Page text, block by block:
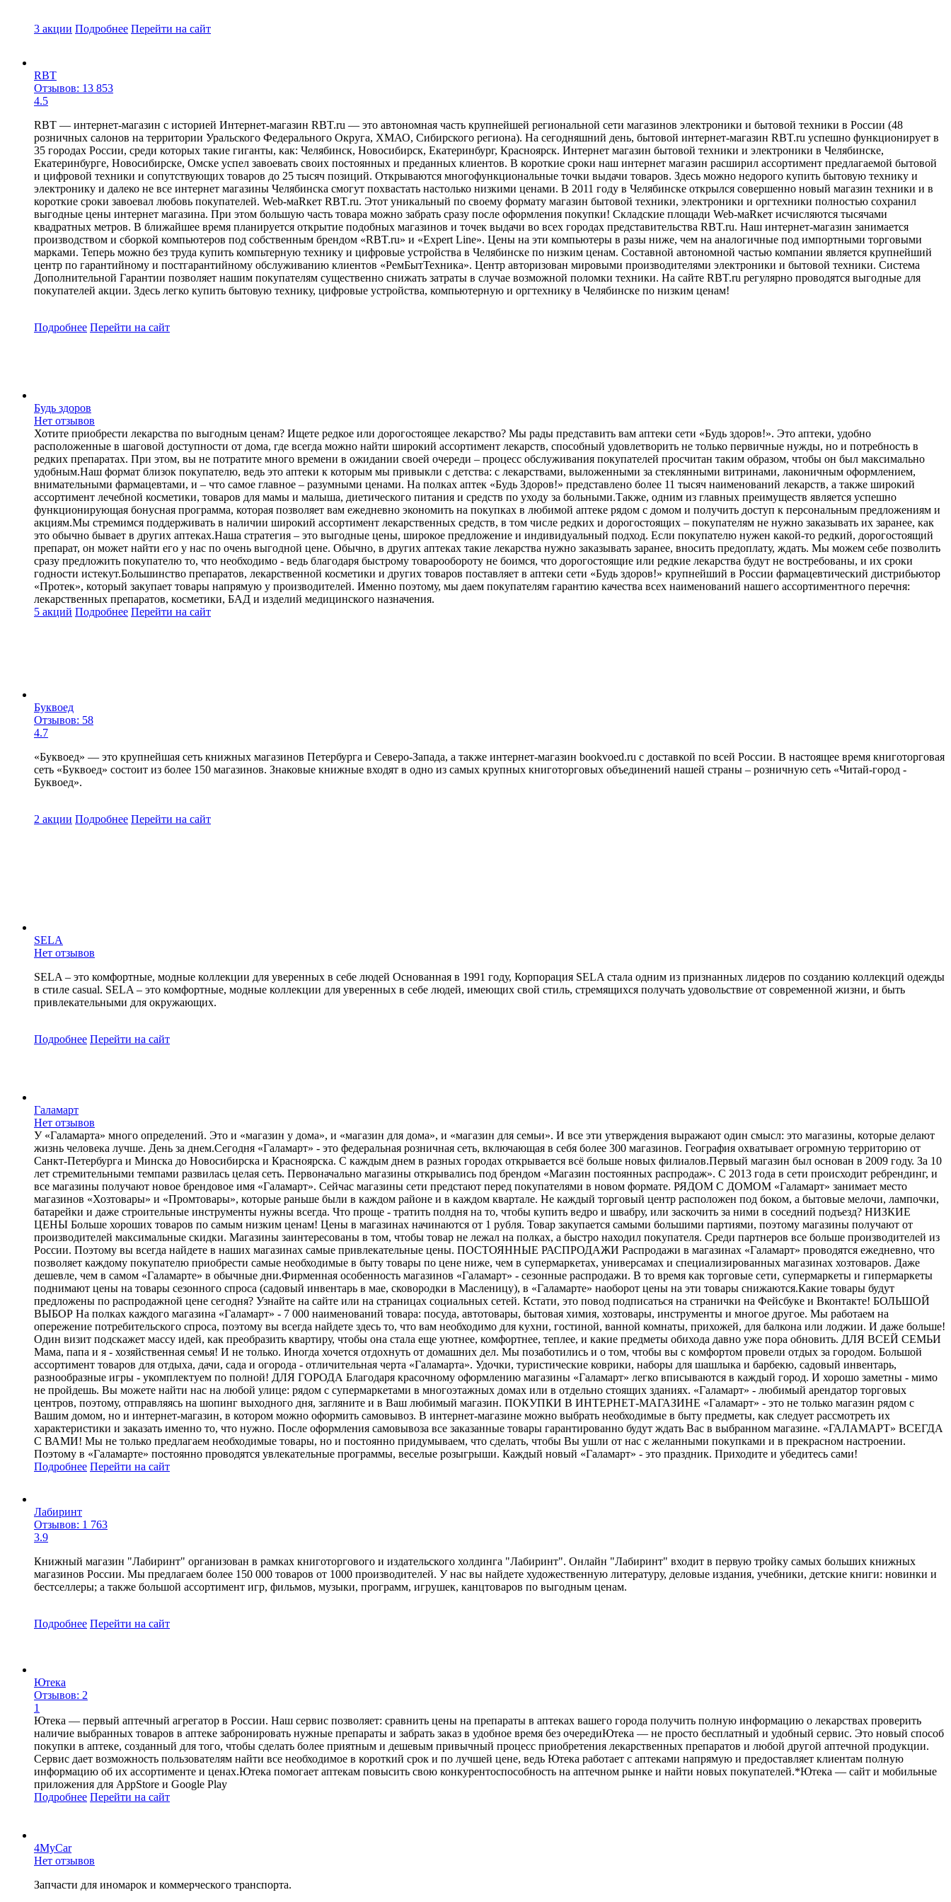
3 акции Подробнее Перейти на сайт
RBT
Отзывов: 13 853
4.5
RBT — интернет-магазин с историей Интернет-магазин RBT.ru — это автономная часть крупнейшей региональной сети магазинов электроники и бытовой техники в России (48
розничных салонов на территории Уральского Федерального Округа, ХМАО, Сибирского региона). На сегодняшний день, бытовой интернет-магазин RBT.ru успешно функционирует в
35 городах России, среди которых такие гиганты, как: Челябинск, Новосибирск, Екатеринбург, Красноярск. Интернет магазин бытовой техники и электроники в Челябинске,
Екатеринбурге, Новосибирске, Омске успел завоевать своих постоянных и преданных клиентов. В короткие сроки наш интернет магазин расширил ассортимент предлагаемой бытовой
и цифровой техники и сопутствующих товаров до 25 тысяч позиций. Открываются многофункциональные точки выдачи товаров. Здесь можно недорого купить бытовую технику и
электронику и далеко не все интернет магазины Челябинска смогут похвастать настолько низкими ценами. В 2011 году в Челябинске открылся совершенно новый магазин техники и в
короткие сроки завоевал любовь покупателей. Web-маRкет RBT.ru. Этот уникальный по своему формату магазин бытовой техники, электроники и оргтехники полностью сохранил
выгодные цены интернет магазина. При этом большую часть товара можно забрать сразу после оформления покупки! Складские площади Web-маRкет исчисляются тысячами
квадратных метров. В ближайшее время планируется открытие подобных магазинов и точек выдачи во всех городах представительства RBT.ru. Наш интернет-магазин занимается
производством и сборкой компьютеров под собственным брендом «RBT.ru» и «Expert Line». Цены на эти компьютеры в разы ниже, чем на аналогичные под импортными торговыми
марками. Теперь можно без труда купить компьтерную технику и цифровые устройства в Челябинске по низким ценам. Составной автономной частью компании является крупнейший
центр по гарантийному и постгарантийному обслуживанию клиентов «РемБытТехника». Центр авторизован мировыми производителями электроники и бытовой техники. Система
Дополнительной Гарантии позволяет нашим покупателям существенно снижать затраты в случае возможной поломки техники. На сайте RBT.ru регулярно проводятся выгодные для
покупателей акции. Здесь легко купить бытовую технику, цифровые устройства, компьютерную и оргтехнику в Челябинске по низким ценам!
Подробнее Перейти на сайт
Будь здоров
Нет отзывов
Хотите приобрести лекарства по выгодным ценам? Ищете редкое или дорогостоящее лекарство? Мы рады представить вам аптеки сети «Будь здоров!». Это аптеки, удобно
расположенные в шаговой доступности от дома, где всегда можно найти широкий ассортимент лекарств, способный удовлетворить не только первичные нужды, но и потребность в
редких препаратах. При этом, вы не потратите много времени в ожидании своей очереди – процесс обслуживания покупателей просчитан таким образом, чтобы он был максимально
удобным.Наш формат близок покупателю, ведь это аптеки к которым мы привыкли с детства: с лекарствами, выложенными за стеклянными витринами, лаконичным оформлением,
внимательными фармацевтами, и – что самое главное – разумными ценами. На полках аптек «Будь Здоров!» представлено более 11 тысяч наименований лекарств, а также широкий
ассортимент лечебной косметики, товаров для мамы и малыша, диетического питания и средств по уходу за больными.Также, одним из главных преимуществ является успешно
функционирующая бонусная программа, которая позволяет вам ежедневно экономить на покупках в любимой аптеке рядом с домом и получить доступ к персональным предложениям и
акциям.Мы стремимся поддерживать в наличии широкий ассортимент лекарственных средств, в том числе редких и дорогостоящих – покупателям не нужно заказывать их заранее, как
это обычно бывает в других аптеках.Наша стратегия – это выгодные цены, широкое предложение и индивидуальный подход. Если покупателю нужен какой-то редкий, дорогостоящий
препарат, он может найти его у нас по очень выгодной цене. Обычно, в других аптеках такие лекарства нужно заказывать заранее, вносить предоплату, ждать. Мы можем себе позволить
сразу предложить покупателю то, что необходимо - ведь благодаря быстрому товарообороту не боимся, что дорогостоящие или редкие лекарства будут не востребованы, и их сроки
годности истекут.Большинство препаратов, лекарственной косметики и других товаров поставляет в аптеки сети «Будь здоров!» крупнейший в России фармацевтический дистрибьютор
«Протек», который закупает товары напрямую у производителей. Именно поэтому, мы даем покупателям гарантию качества всех наименований нашего ассортиментного перечня:
лекарственных препаратов, косметики, БАД и изделий медицинского назначения.
5 акций Подробнее Перейти на сайт
Буквоед
Отзывов: 58
4.7
«Буквоед» — это крупнейшая сеть книжных магазинов Петербурга и Северо-Запада, а также интернет-магазин bookvoed.ru с доставкой по всей России. В настоящее время книготорговая
сеть «Буквоед» состоит из более 150 магазинов. Знаковые книжные входят в одно из самых крупных книготорговых объединений нашей страны – розничную сеть «Читай-город -
Буквоед».
2 акции Подробнее Перейти на сайт
SELA
Нет отзывов
SELA – это комфортные, модные коллекции для уверенных в себе людей Основанная в 1991 году, Корпорация SELA стала одним из признанных лидеров по созданию коллекций одежды
в стиле casual. SELA – это комфортные, модные коллекции для уверенных в себе людей, имеющих свой стиль, стремящихся получать удовольствие от современной жизни, и быть
привлекательными для окружающих.
Подробнее Перейти на сайт
Галамарт
Нет отзывов
У «Галамарта» много определений. Это и «магазин у дома», и «магазин для дома», и «магазин для семьи». И все эти утверждения выражают один смысл: это магазины, которые делают
жизнь человека лучше. День за днем.Сегодня «Галамарт» - это федеральная розничная сеть, включающая в себя более 300 магазинов. География охватывает огромную территорию от
Санкт-Петербурга и Минска до Новосибирска и Красноярска. С каждым днем в разных городах открывается всё больше новых филиалов.Первый магазин был основан в 2009 году. За 10
лет стремительными темпами развилась целая сеть. Первоначально магазины открывались под брендом «Магазин постоянных распродаж». С 2013 года в сети происходит ребрендинг, и
все магазины получают новое брендовое имя «Галамарт». Сейчас магазины сети предстают перед покупателями в новом формате. РЯДОМ С ДОМОМ «Галамарт» занимает место
магазинов «Хозтовары» и «Промтовары», которые раньше были в каждом районе и в каждом квартале. Не каждый торговый центр расположен под боком, а бытовые мелочи, лампочки,
батарейки и даже строительные инструменты нужны всегда. Что проще - тратить полдня на то, чтобы купить ведро и швабру, или заскочить за ними в соседний подъезд? НИЗКИЕ
ЦЕНЫ Больше хороших товаров по самым низким ценам! Цены в магазинах начинаются от 1 рубля. Товар закупается самыми большими партиями, поэтому магазины получают от
производителей максимальные скидки. Магазины заинтересованы в том, чтобы товар не лежал на полках, а быстро находил покупателя. Среди партнеров все больше производителей из
России. Поэтому вы всегда найдете в наших магазинах самые привлекательные цены. ПОСТОЯННЫЕ РАСПРОДАЖИ Распродажи в магазинах «Галамарт» проводятся ежедневно, что
позволяет каждому покупателю приобрести самые необходимые в быту товары по цене ниже, чем в супермаркетах, универсамах и специализированных магазинах хозтоваров. Даже
дешевле, чем в самом «Галамарте» в обычные дни.Фирменная особенность магазинов «Галамарт» - сезонные распродажи. В то время как торговые сети, супермаркеты и гипермаркеты
поднимают цены на товары сезонного спроса (садовый инвентарь в мае, сковородки в Масленицу), в «Галамарте» наоборот цены на эти товары снижаются.Какие товары будут
предложены по распродажной цене сегодня? Узнайте на сайте или на страницах социальных сетей. Кстати, это повод подписаться на странички на Фейсбуке и Вконтакте! БОЛЬШОЙ
ВЫБОР На полках каждого магазина «Галамарт» - 7 000 наименований товара: посуда, автотовары, бытовая химия, хозтовары, инструменты и многое другое. Мы работаем на
опережение потребительского спроса, поэтому вы всегда найдете здесь то, что вам необходимо для кухни, гостиной, ванной комнаты, прихожей, для балкона или лоджии. И даже больше!
Один визит подскажет массу идей, как преобразить квартиру, чтобы она стала еще уютнее, комфортнее, теплее, и какие предметы обихода давно уже пора обновить. ДЛЯ ВСЕЙ СЕМЬИ
Мама, папа и я - хозяйственная семья! И не только. Иногда хочется отдохнуть от домашних дел. Мы позаботились и о том, чтобы вы с комфортом провели отдых за городом. Большой
ассортимент товаров для отдыха, дачи, сада и огорода - отличительная черта «Галамарта». Удочки, туристические коврики, наборы для шашлыка и барбекю, садовый инвентарь,
разнообразные игры - укомплектуем по полной! ДЛЯ ГОРОДА Благодаря красочному оформлению магазины «Галамарт» легко вписываются в каждый город. И хорошо заметны - мимо
не пройдешь. Вы можете найти нас на любой улице: рядом с супермаркетами в многоэтажных домах или в отдельно стоящих зданиях. «Галамарт» - любимый арендатор торговых
центров, поэтому, отправляясь на шопинг выходного дня, загляните и в Ваш любимый магазин. ПОКУПКИ В ИНТЕРНЕТ-МАГАЗИНЕ «Галамарт» - это не только магазин рядом с
Вашим домом, но и интернет-магазин, в котором можно оформить самовывоз. В интернет-магазине можно выбрать необходимые в быту предметы, как следует рассмотреть их
характеристики и заказать именно то, что нужно. После оформления самовывоза все заказанные товары гарантированно будут ждать Вас в выбранном магазине. «ГАЛАМАРТ» ВСЕГДА
С ВАМИ! Мы не только предлагаем необходимые товары, но и постоянно придумываем, что сделать, чтобы Вы ушли от нас с желанными покупками и в прекрасном настроении.
Поэтому в «Галамарте» постоянно проводятся увлекательные программы, веселые розыгрыши. Каждый новый «Галамарт» - это праздник. Приходите и убедитесь сами!
Подробнее Перейти на сайт
Лабиринт
Отзывов: 1 763
3.9
Книжный магазин "Лабиринт" организован в рамках книготоргового и издательского холдинга "Лабиринт". Онлайн "Лабиринт" входит в первую тройку самых больших книжных
магазинов России. Мы предлагаем более 150 000 товаров от 1000 производителей. У нас вы найдете художественную литературу, деловые издания, учебники, детские книги: новинки и
бестселлеры; а также большой ассортимент игр, фильмов, музыки, программ, игрушек, канцтоваров по выгодным ценам.
Подробнее Перейти на сайт
Ютека
Отзывов: 2
1
Ютека — первый аптечный агрегатор в России. Наш сервис позволяет: сравнить цены на препараты в аптеках вашего города получить полную информацию о лекарствах проверить
наличие выбранных товаров в аптеке забронировать нужные препараты и забрать заказ в удобное время без очередиЮтека — не просто бесплатный и удобный сервис. Это новый способ
покупки в аптеке, созданный для того, чтобы сделать более приятным и дешевым привычный процесс приобретения лекарственных препаратов и любой другой аптечной продукции.
Сервис дает возможность пользователям найти все необходимое в короткий срок и по лучшей цене, ведь Ютека работает с аптеками напрямую и предоставляет клиентам полную
информацию об их ассортименте и ценах.Ютека помогает аптекам повысить свою конкурентоспособность на аптечном рынке и найти новых покупателей.*Ютека — сайт и мобильные
приложения для AppStore и Google Play
Подробнее Перейти на сайт
4MyCar
Нет отзывов
Запчасти для иномарок и коммерческого транспорта.